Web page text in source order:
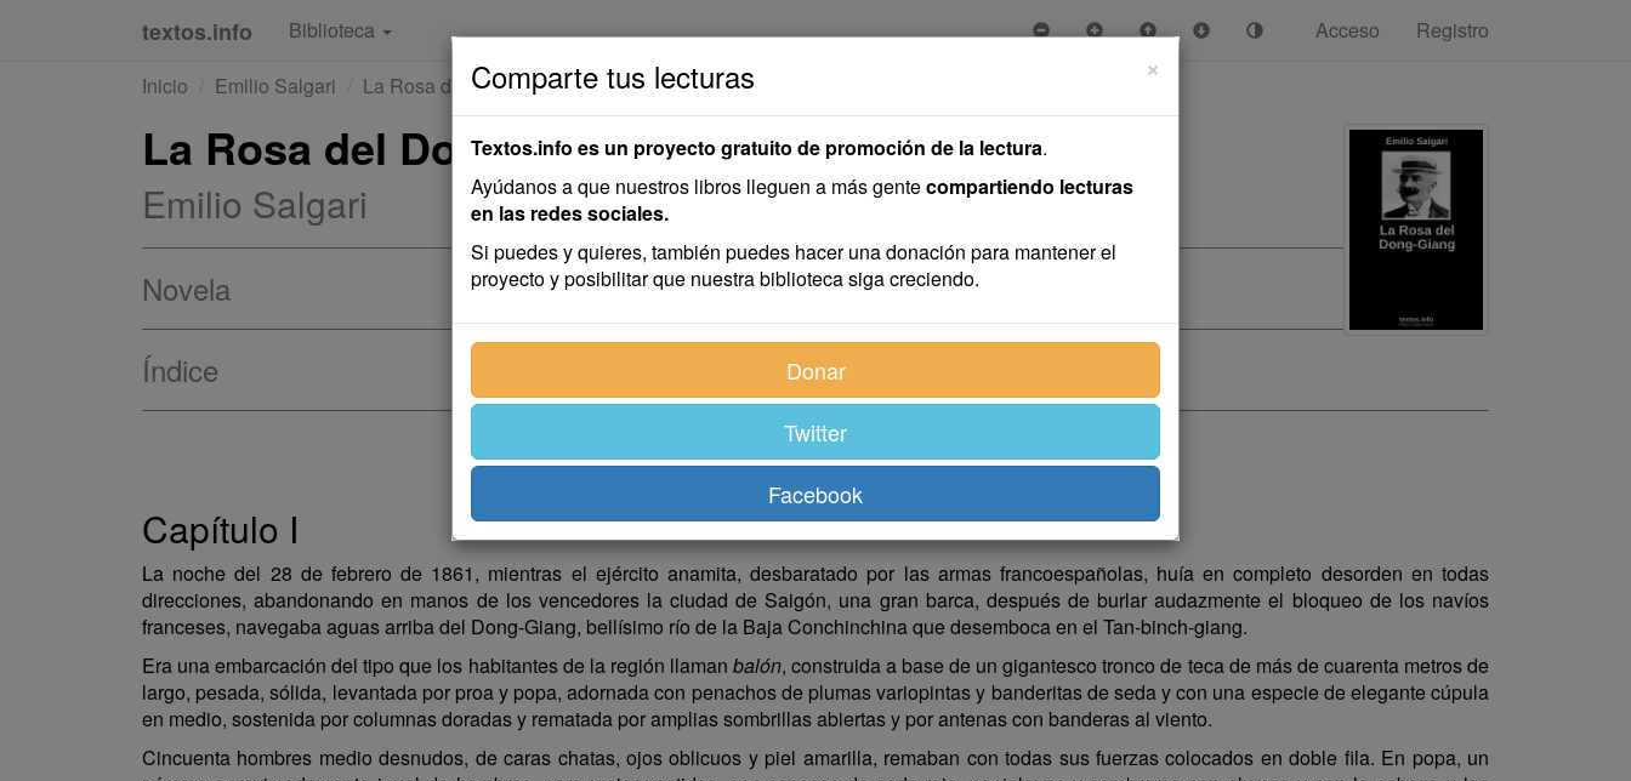
textos.info Biblioteca Acceso
Registro
Inicio
Emilio Salgari La Rosa del Dong-Giang
La Rosa del Dong-Giang
Emilio Salgari
Novela
Índice
Capítulo I
La noche del 28 de febrero de 1861, mientras el ejército anamita, desbaratado por las armas francoespañolas, huía en completo desorden en todas
direcciones, abandonando en manos de los vencedores la ciudad de Saigón, una gran barca, después de burlar audazmente el bloqueo de los navíos
franceses, navegaba aguas arriba del Dong-Giang, bellísimo río de la Baja Conchinchina que desemboca en el Tan-binch-giang.
Era una embarcación del tipo que los habitantes de la región llaman balón, construida a base de un gigantesco tronco de teca de más de cuarenta metros de
largo, pesada, sólida, levantada por proa y popa, adornada con penachos de plumas variopintas y banderitas de seda y con una especie de elegante cúpula
en medio, sostenida por columnas doradas y rematada por amplias sombrillas abiertas y por antenas con banderas al viento.
Cincuenta hombres medio desnudos, de caras chatas, ojos oblicuos y piel amarilla, remaban con todas sus fuerzas colocados en doble fila. En popa, un
×
Comparte tus lecturas
Textos.info es un proyecto gratuito de promoción de la lectura.
Ayúdanos a que nuestros libros lleguen a más gentecompartiendo lecturas
en las redes sociales.
Si puedes y quieres, también puedes hacer una donación para mantener el
proyecto y posibilitar que nuestra biblioteca siga creciendo.
Donar
Twitter
Facebook